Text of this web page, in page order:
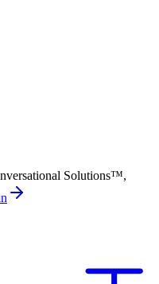
Solutions™,